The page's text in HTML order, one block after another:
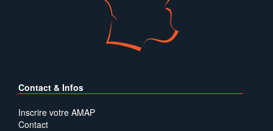
Contact & Infos
Inscrire votre AMAP
Contact